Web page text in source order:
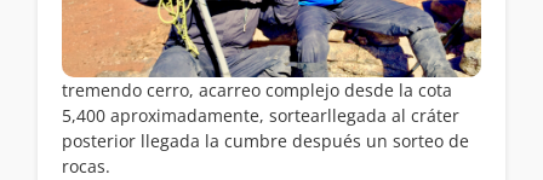
tremendo cerro, acarreo complejo desde la cota
5,400 aproximadamente, sortearllegada al cráter
posterior llegada la cumbre después un sorteo de
rocas.